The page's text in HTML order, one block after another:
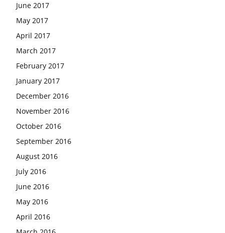
June 2017
May 2017
April 2017
March 2017
February 2017
January 2017
December 2016
November 2016
October 2016
September 2016
August 2016
July 2016
June 2016
May 2016
April 2016